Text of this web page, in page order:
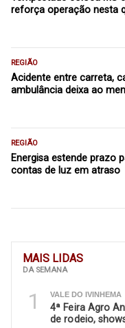
MAIS LIDAS
DA SEMANA
1 VALE DO IVINHEMA
4ª Feira Agro
de rodeio,
reforça operação nesta
REGIÃO
Acidente entre carreta,
ambulância deixa ao
REGIÃO
Energisa estende prazo
contas de luz em atraso